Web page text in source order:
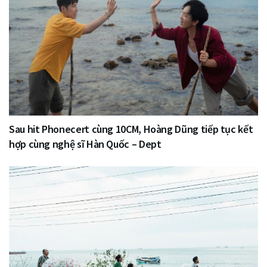
Sau hit Phonecert cùng 10CM, Hoàng Dũng tiếp tục kết
hợp cùng nghệ sĩ Hàn Quốc – Dept